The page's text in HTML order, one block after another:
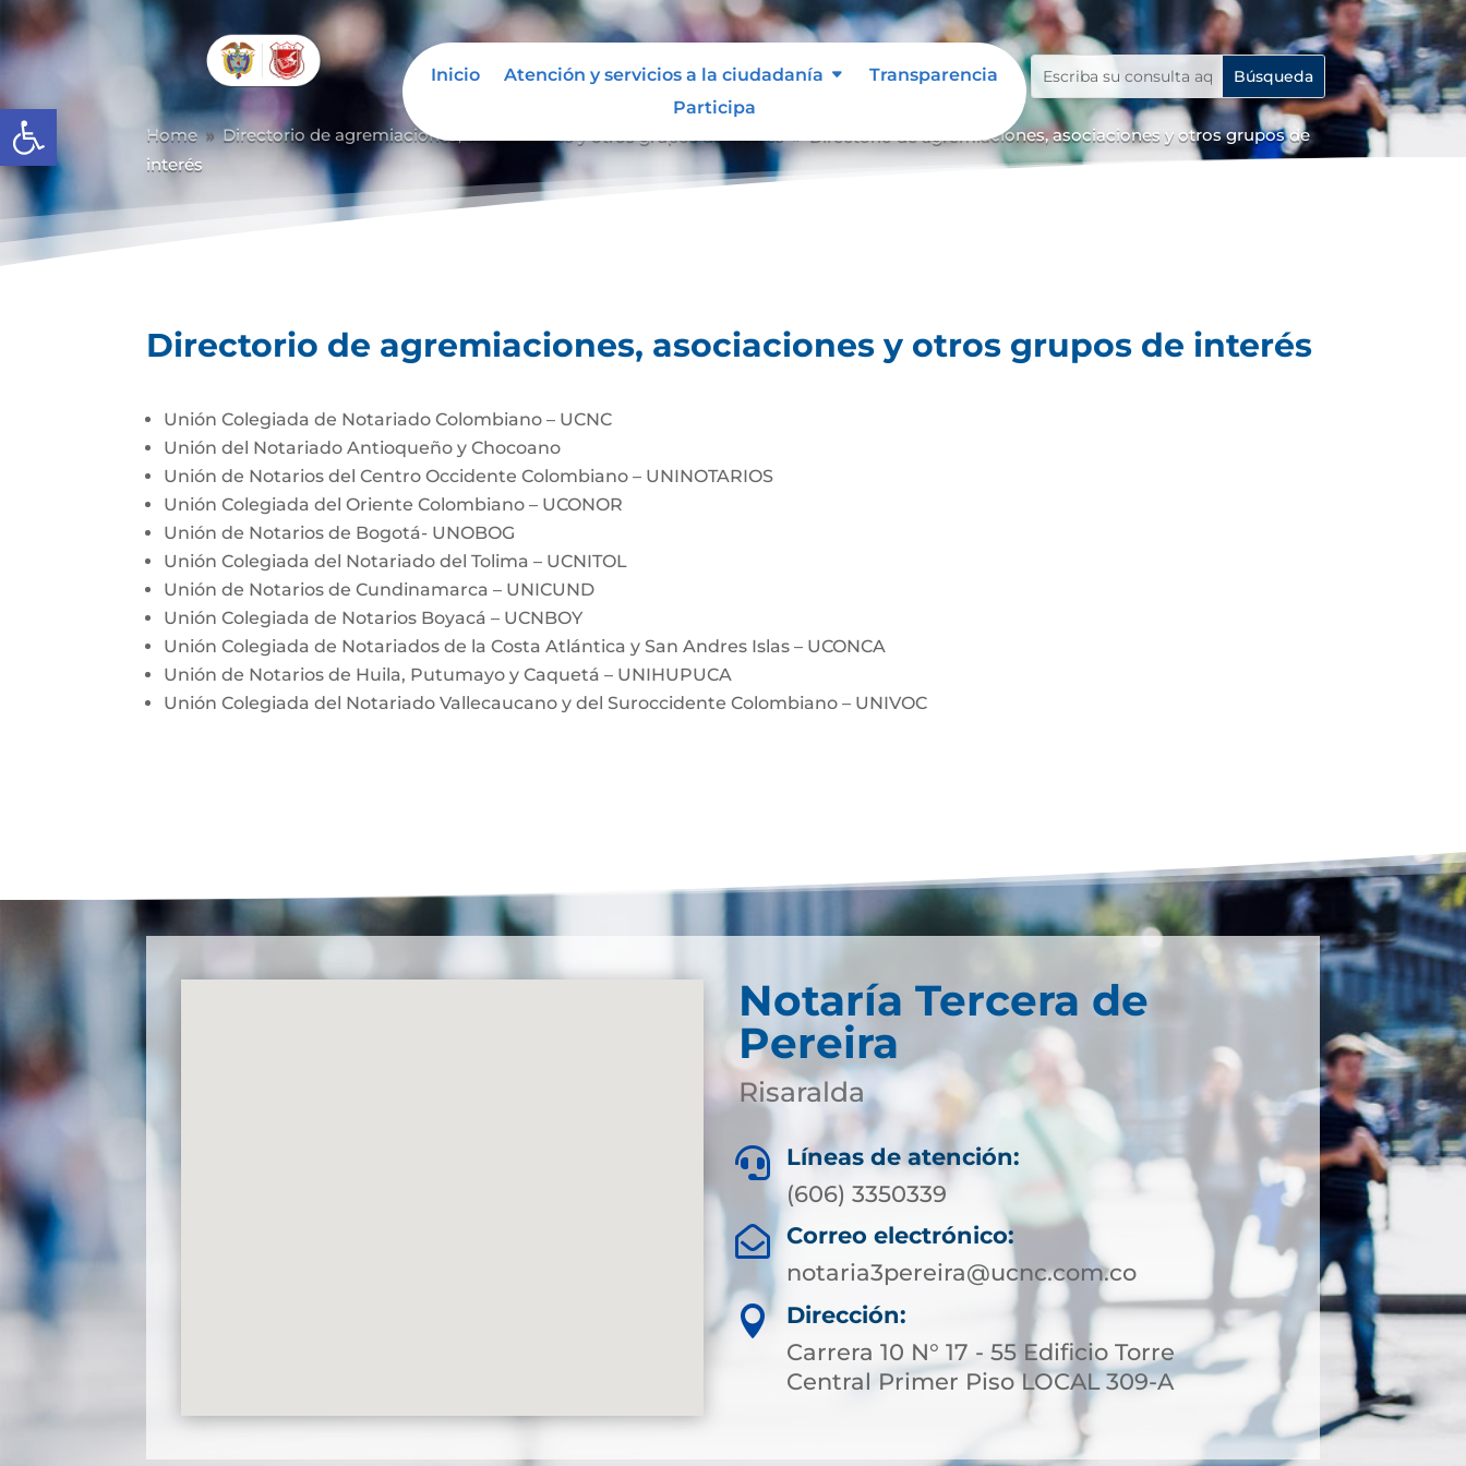
Abrir barra de herramientas
Inicio Atención y servicios a la ciudadanía
Transparencia
Participa
Home 9 Directorio de agremiaciones, asociaciones y otros grupos de interés
Directorio de agremiaciones, asociaciones y otros grupos de
interés
Directorio de agremiaciones, asociaciones y otros grupos de interés
Unión Colegiada de Notariado Colombiano – UCNC
Unión del Notariado Antioqueño y Chocoano
Unión de Notarios del Centro Occidente Colombiano – UNINOTARIOS
Unión Colegiada del Oriente Colombiano – UCONOR
Unión de Notarios de Bogotá- UNOBOG
Unión Colegiada del Notariado del Tolima – UCNITOL
Unión de Notarios de Cundinamarca – UNICUND
Unión Colegiada de Notarios Boyacá – UCNBOY
Unión Colegiada de Notariados de la Costa Atlántica y San Andres Islas – UCONCA
Unión de Notarios de Huila, Putumayo y Caquetá – UNIHUPUCA
Unión Colegiada del Notariado Vallecaucano y del Suroccidente Colombiano – UNIVOC
Notaría Tercera de
Pereira
Risaralda

Líneas de atención:
(606) 3350339

Correo electrónico:
notaria3pereira@ucnc.com.co

Dirección:
Carrera 10 N° 17 - 55 Edificio Torre
Central Primer Piso LOCAL 309-A